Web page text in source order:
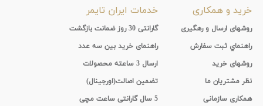
خرید و همکاری
روشهای ارسال و رهگیری
راهنماي ثبت سفارش
روشهای خرید
نظر مشتریان ما
همکاری سازمانی
خدمات ایران تایمر
گارانتی 30 روز ضمانت بازگشت
راهنمای خرید بین سه عدد
ارسال 3 ساعته محصولات
تضمین اصالت(اورجینال)
5 سال گارانتی ساعت مچی